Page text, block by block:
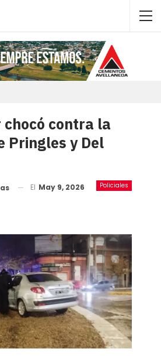
chocó contra la
Pringles y Del
Policiales
El May 9, 2026